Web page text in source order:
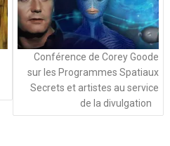
Conférence de Corey Goode
sur les Programmes Spatiaux
Secrets et artistes au service
de la divulgation